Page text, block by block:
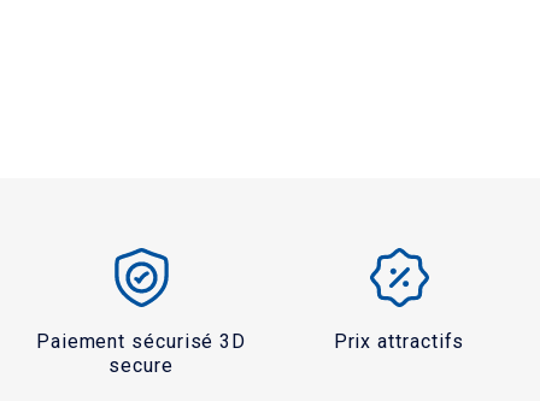
Paiement sécurisé 3D
secure
Prix attractifs